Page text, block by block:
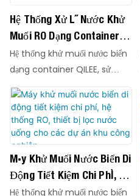
đô thị ven biển, đảo xa, nhà
máy công nghiệp và nguồn
cung cấp nước khẩn cấp, các
hệ thống này chuyển đổi
nước biển hoặc nước có độ
mặn cao thành nước ngọt
tinh khiết, đáp ứng các tiêu
chuẩn nước uống quốc tế.
Công nghệ SWRO tiên tiến
tin cậy.
Hệ Thống Xử Lý Nước Khử
Muối RO Dạng Container
Tùy Chỉnh, Sản Xuất Theo
Đơn Đặt Hàng (OEM) Dành
Cho Các Nhà Thầu Và
Công Ty Kỹ Thuật Toàn
Cầu.
Hệ thống khử muối nước biển
dạng container QILEE, sử
dụng công nghệ SWRO tiên
tiến với màng lọc AVANGARD
AG-SWRO-8040HR hiệu suất
cao, được tích hợp trong các
thiết bị nhỏ gọn, dễ dàng triển
khai. Được thiết kế cho các
đô thị ven biển, đảo xa, nhà
Máy Khử Muối Nước Biển Di
Động Tiết Kiệm Chi Phí, Hệ
Thống RO, Thiết Bị Lọc
Hệ thống khử muối nước biển